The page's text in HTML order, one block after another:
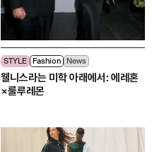
STYLE Fashion News
웰니스라는 미학 아래에서: 에레혼
×룰루레몬